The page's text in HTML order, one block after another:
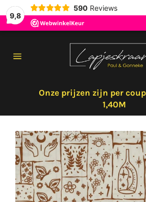
9,8
590 Reviews
Onze prijzen zijn per
1,40M